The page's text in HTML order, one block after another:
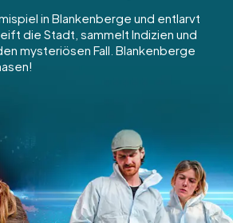
IE
in Blankenberge und entlarvt
die Stadt, sammelt Indizien und
mysteriösen Fall. Blankenberge